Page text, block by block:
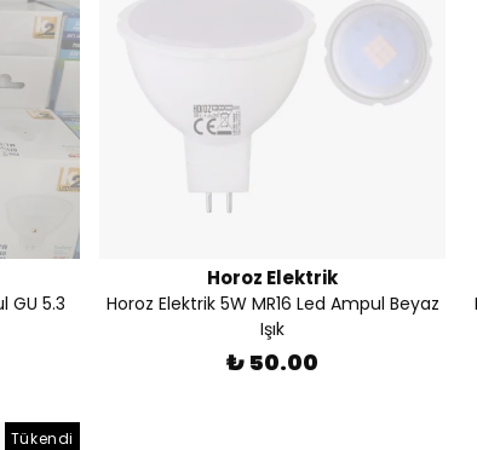
GU 5.3
Horoz Elektrik
Horoz Elektrik 5W MR16 Led Ampul Beyaz
Işık
₺ 50.00
Tükendi